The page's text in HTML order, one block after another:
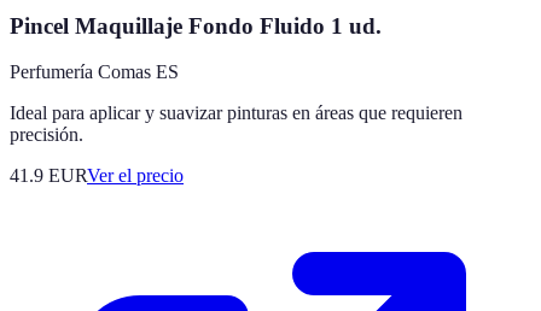
Pincel Maquillaje Fondo Fluido 1 ud.
Perfumería Comas ES
Ideal para aplicar y suavizar pinturas en áreas que requieren
precisión.
41.9 EURVer el precio